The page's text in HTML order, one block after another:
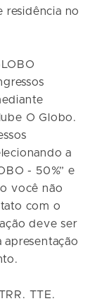
residência no
O Globo.
a
- 50%” e
você não
com o
deve ser
TTE.